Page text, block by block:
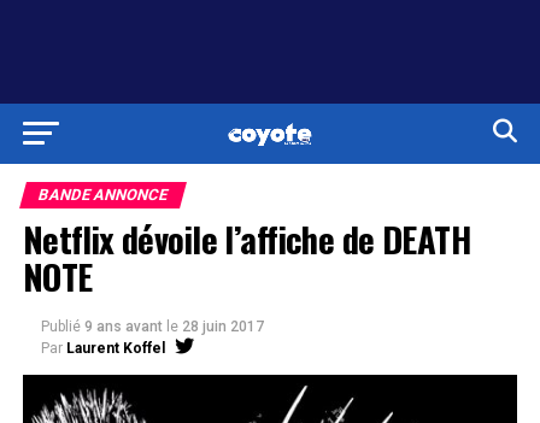
BANDE ANNONCE
Netflix dévoile l’affiche de DEATH
NOTE
Publié 9 ans avant le 28 juin 2017
Par Laurent Koffel